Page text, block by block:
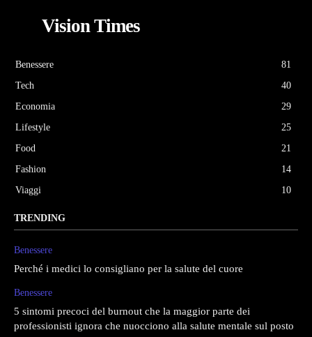
Vision Times
Benessere
81
Tech
40
Economia
29
Lifestyle
25
Food
21
Fashion
14
Viaggi
10
TRENDING
Benessere
Perché i medici lo consigliano per la salute del cuore
Benessere
5 sintomi precoci del burnout che la maggior parte dei
professionisti ignora che nuocciono alla salute mentale sul posto